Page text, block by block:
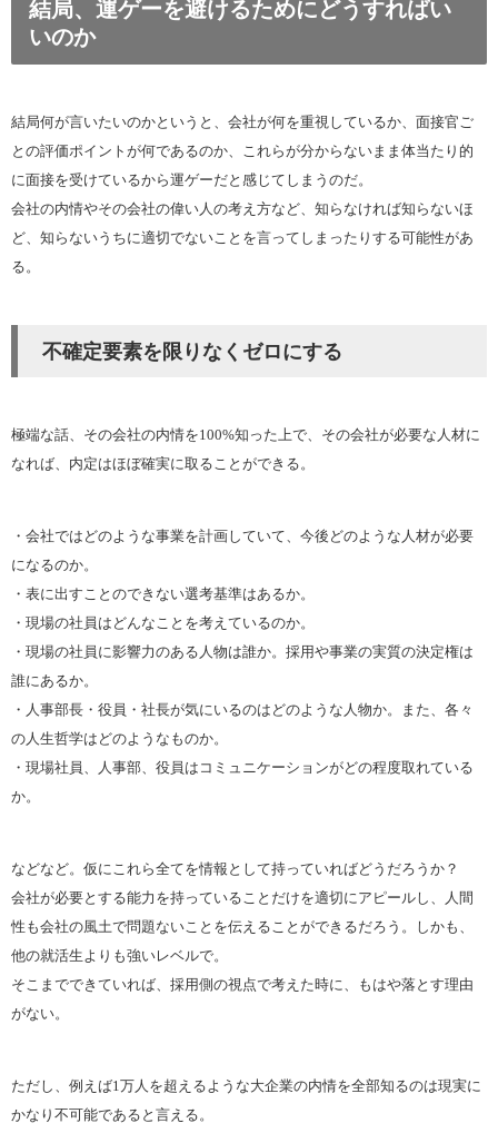
結局、運ゲーを避けるためにどうすればい
いのか
結局何が言いたいのかというと、会社が何を重視しているか、面接官ご
との評価ポイントが何であるのか、これらが分からないまま体当たり的
に面接を受けているから運ゲーだと感じてしまうのだ。
会社の内情やその会社の偉い人の考え方など、知らなければ知らないほ
ど、知らないうちに適切でないことを言ってしまったりする可能性があ
る。
不確定要素を限りなくゼロにする
極端な話、その会社の内情を100%知った上で、その会社が必要な人材に
なれば、内定はほぼ確実に取ることができる。
・会社ではどのような事業を計画していて、今後どのような人材が必要
になるのか。
・表に出すことのできない選考基準はあるか。
・現場の社員はどんなことを考えているのか。
・現場の社員に影響力のある人物は誰か。採用や事業の実質の決定権は
誰にあるか。
・人事部長・役員・社長が気にいるのはどのような人物か。また、各々
の人生哲学はどのようなものか。
・現場社員、人事部、役員はコミュニケーションがどの程度取れている
か。
などなど。仮にこれら全てを情報として持っていればどうだろうか？
会社が必要とする能力を持っていることだけを適切にアピールし、人間
性も会社の風土で問題ないことを伝えることができるだろう。しかも、
他の就活生よりも強いレベルで。
そこまでできていれば、採用側の視点で考えた時に、もはや落とす理由
がない。
ただし、例えば1万人を超えるような大企業の内情を全部知るのは現実に
かなり不可能であると言える。